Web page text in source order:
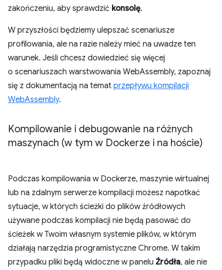
zakończeniu, aby sprawdzić konsolę.
W przyszłości będziemy ulepszać scenariusze
profilowania, ale na razie należy mieć na uwadze ten
warunek. Jeśli chcesz dowiedzieć się więcej
o scenariuszach warstwowania WebAssembly, zapoznaj
się z dokumentacją na temat przepływu kompilacji
WebAssembly.
Kompilowanie i debugowanie na różnych
maszynach (w tym w Dockerze i na hoście)
Podczas kompilowania w Dockerze, maszynie wirtualnej
lub na zdalnym serwerze kompilacji możesz napotkać
sytuacje, w których ścieżki do plików źródłowych
używane podczas kompilacji nie będą pasować do
ścieżek w Twoim własnym systemie plików, w którym
działają narzędzia programistyczne Chrome. W takim
przypadku pliki będą widoczne w panelu Źródła, ale nie